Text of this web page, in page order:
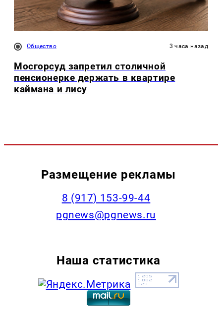
Общество 3 часа назад
Мосгорсуд запретил столичной
пенсионерке держать в квартире
каймана и лису
Размещение рекламы
‭8 (917) 153-99-44
pgnews@pgnews.ru
Наша статистика